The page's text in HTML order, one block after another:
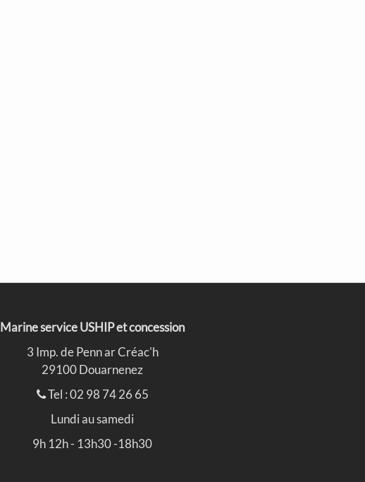
Marine service USHIP et concession
3 Imp. de Penn ar Créac'h
29100 Douarnenez
Tel : 02 98 74 26 65
Lundi au samedi
9h 12h - 13h30 -18h30